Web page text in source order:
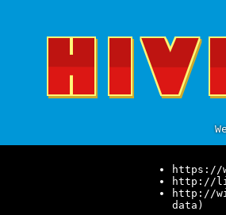
https://
http://
http://
data)